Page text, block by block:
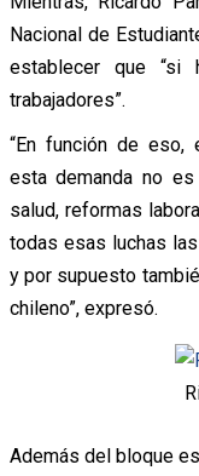
Nacional de
establecer que “si
trabajadores”.
“En función de eso,
esta demanda no
salud, reformas
todas esas luchas
y por supuesto
chileno”, expresó.
Además del bloque